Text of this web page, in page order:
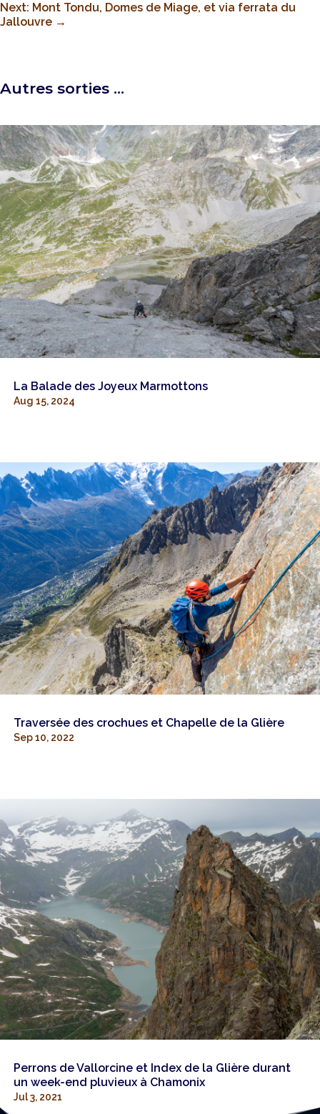
Next: Mont Tondu, Domes de Miage, et via ferrata du
Jallouvre →
Autres sorties …
La Balade des Joyeux Marmottons
Aug 15, 2024
Traversée des crochues et Chapelle de la Glière
Sep 10, 2022
Perrons de Vallorcine et Index de la Glière durant
un week-end pluvieux à Chamonix
Jul 3, 2021